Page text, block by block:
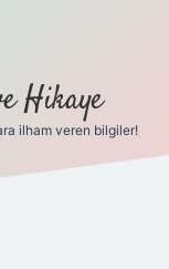
Hikaye
ilham veren bilgiler!